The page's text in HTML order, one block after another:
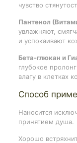
чувство
Пантенол
увлажняют,
и успокаивают
Бета-глюкан и
глубокое
влагу в клетках
Способ
Наносится
принятием душа.
Хорошо